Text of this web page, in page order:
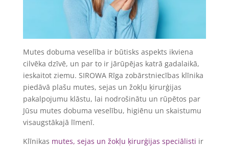
Mutes dobuma veselība ir būtisks aspekts ikviena
cilvēka dzīvē, un par to ir jārūpējas katrā gadalaikā,
ieskaitot ziemu. SIROWA Rīga zobārstniecības klīnika
piedāvā plašu mutes, sejas un žokļu ķirurģijas
pakalpojumu klāstu, lai nodrošinātu un rūpētos par
Jūsu mutes dobuma veselību, higiēnu un skaistumu
visaugstākajā līmenī.
Klīnikas mutes, sejas un žokļu ķirurģijas speciālisti ir